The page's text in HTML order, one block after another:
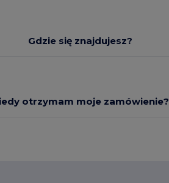
Gdzie się znajdujesz?
otrzymam moje zamówienie?